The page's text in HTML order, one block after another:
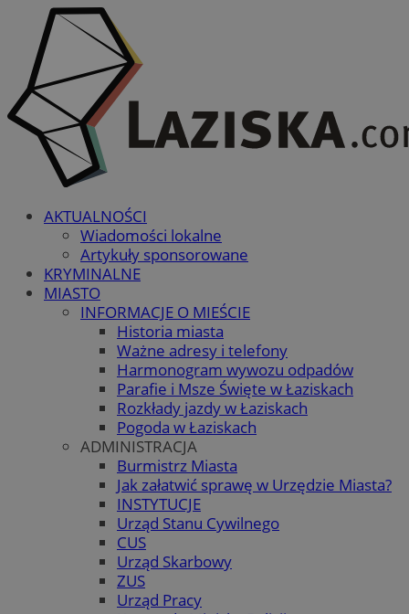
AKTUALNOŚCI
Wiadomości lokalne
Artykuły sponsorowane
KRYMINALNE
MIASTO
INFORMACJE O MIEŚCIE
Historia miasta
Ważne adresy i telefony
Harmonogram wywozu odpadów
Parafie i Msze Święte w Łaziskach
Rozkłady jazdy w Łaziskach
Pogoda w Łaziskach
ADMINISTRACJA
Burmistrz Miasta
Jak załatwić sprawę w Urzędzie Miasta?
INSTYTUCJE
Urząd Stanu Cywilnego
CUS
Urząd Skarbowy
ZUS
Urząd Pracy